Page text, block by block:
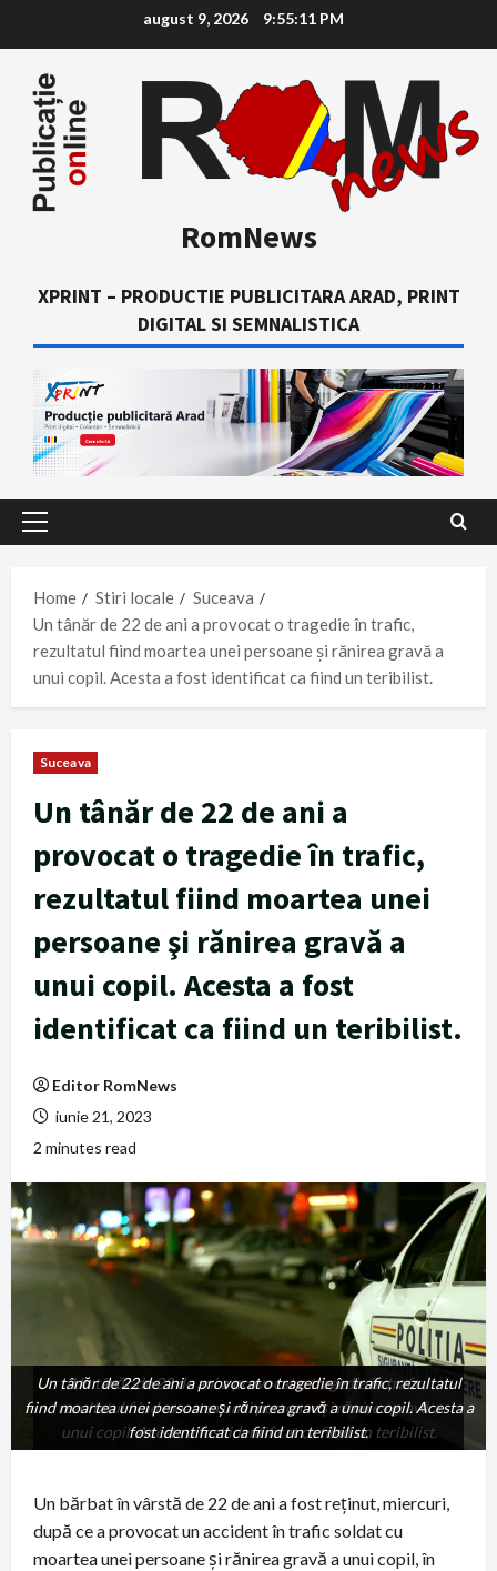
content
august 9, 2026 9:55:12 PM
RomNews
XPRINT – PRODUCTIE PUBLICITARA ARAD, PRINT
DIGITAL SI SEMNALISTICA
Primary
Home
Stiri locale
Suceava
Un tânăr de 22 de ani a provocat o tragedie în trafic,
rezultatul fiind moartea unei persoane şi rănirea gravă a
unui copil. Acesta a fost identificat ca fiind un teribilist.
Suceava
Un tânăr de 22 de ani a
provocat o tragedie în trafic,
rezultatul fiind moartea unei
persoane şi rănirea gravă a
unui copil. Acesta a fost
identificat ca fiind un teribilist.
Editor RomNews
iunie 21, 2023
2 minutes read
Un tânăr de 22 de ani a provocat o tragedie în trafic,
rezultatul fiind moartea unei persoane şi rănirea gravă a
unui copil. Acesta a fost identificat ca fiind un teribilist.
Un tânăr de 22 de ani a provocat o tragedie în trafic, rezultatul
fiind moartea unei persoane şi rănirea gravă a unui copil. Acesta a
fost identificat ca fiind un teribilist.
Un bărbat în vârstă de 22 de ani a fost reţinut, miercuri,
după ce a provocat un accident în trafic soldat cu
moartea unei persoane şi rănirea gravă a unui copil, în